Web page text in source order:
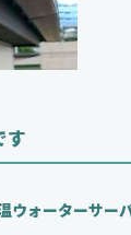
す
ウォーターサー